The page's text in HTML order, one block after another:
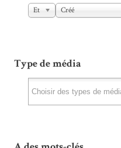
Et Créé
Type de média